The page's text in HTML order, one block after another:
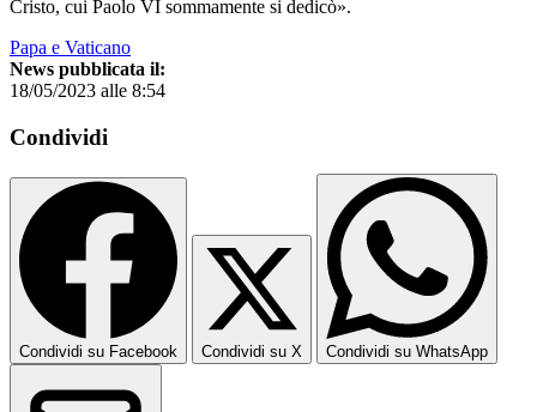
Cristo, cui Paolo VI sommamente si dedicò».
Papa e Vaticano
News pubblicata il:
18/05/2023 alle 8:54
Condividi
Condividi su Facebook Condividi su X Condividi su WhatsApp